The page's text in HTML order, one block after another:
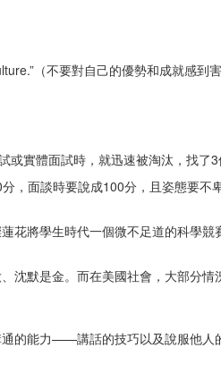
（不要對自己的優勢和成就感到
實體面試時，就迅速被淘汰，找了3
，面談時要說成100分，且姿態要不
花將學生時代一個微不足道的科學
沈默是金。而在美國社會，大部分情
的能力——講話的技巧以及說服他人